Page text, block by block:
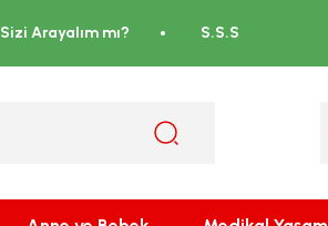
Sizi Arayalım mı? S.S.S